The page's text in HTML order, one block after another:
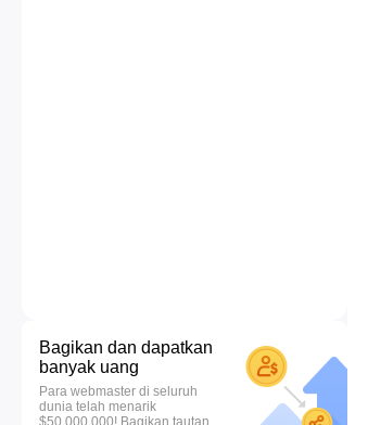
Bagikan dan dapatkan
banyak uang
Para webmaster di seluruh
dunia telah menarik
$50.000.000! Bagikan tautan